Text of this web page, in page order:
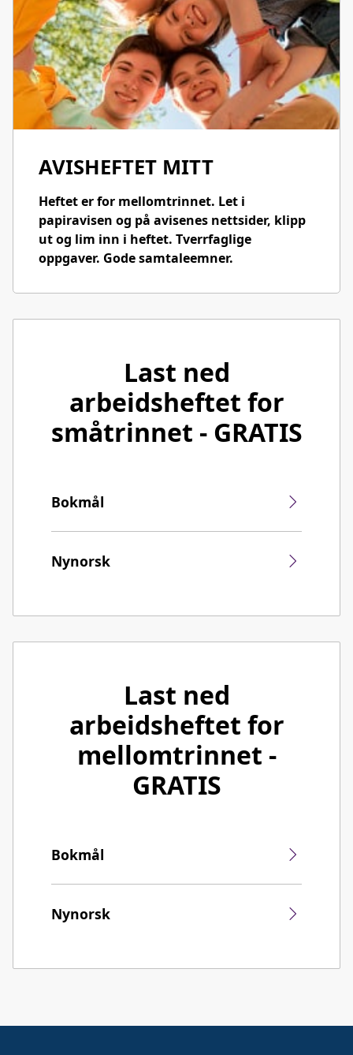
AVISHEFTET MITT
Heftet er for mellomtrinnet. Let i
papiravisen og på avisenes nettsider, klipp
ut og lim inn i heftet. Tverrfaglige
oppgaver. Gode samtaleemner.
Last ned
arbeidsheftet for
småtrinnet - GRATIS
Bokmål
Nynorsk
Last ned
arbeidsheftet for
mellomtrinnet -
GRATIS
Bokmål
Nynorsk